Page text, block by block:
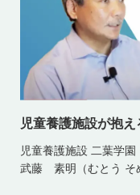
児童養護施設が抱
児童養護施設 二葉学
武藤 素明（むとう そ